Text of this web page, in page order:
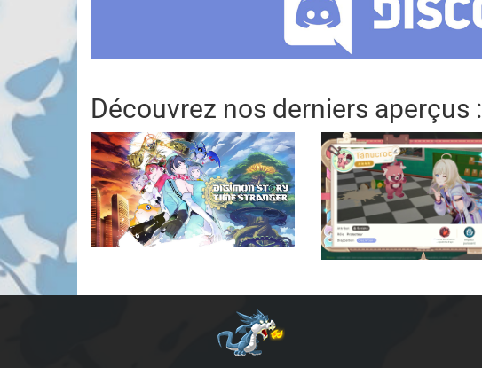
Découvrez nos derniers aperçus :